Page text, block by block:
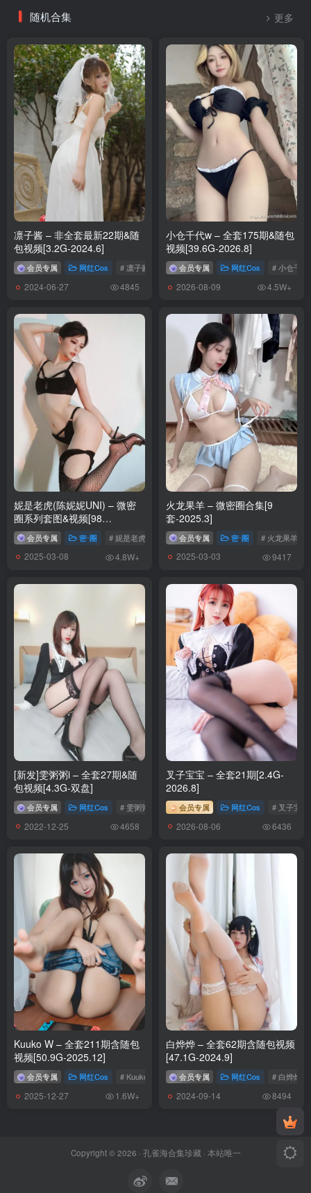
随机合集 更多
凛子酱 – 非全套最新22期&随
包视频[3.2G-2024.6]
会员专属 网红Cos # 凛子酱
2024-06-27 4845
小仓千代w – 全套175期&随包
视频[39.6G-2026.8]
会员专属 网红Cos # 小仓千代
2026-08-09 4.5W+
妮是老虎(陈妮妮UNI) – 微密
圈系列套图&视频[98
套-2024.9]
会员专属 密⋅圈 # 妮是老虎 # 陈妮妮UNI
2025-03-08 4.8W+
火龙果羊 – 微密圈合集[9
套-2025.3]
会员专属 密⋅圈 # 火龙果羊
2025-03-03 9417
[新发]雯粥粥i – 全套27期&随
包视频[4.3G-双盘]
会员专属 网红Cos # 雯粥粥i
2022-12-25 4658
叉子宝宝 – 全套21期[2.4G-
2026.8]
会员专属 网红Cos # 叉子宝宝
2026-08-06 6436
Kuuko W – 全套211期含随包
视频[50.9G-2025.12]
会员专属 网红Cos # Kuuko W
2025-12-27 1.6W+
白烨烨 – 全套62期含随包视频
[47.1G-2024.9]
会员专属 网红Cos # 白烨烨
2024-09-14 8494
Copyright © 2026 · 孔雀海合集珍藏· 本站唯一